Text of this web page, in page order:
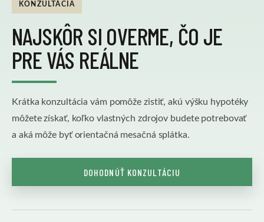
KONZULTÁCIA
NAJSKÔR SI OVERME, ČO JE
PRE VÁS REÁLNE
Krátka konzultácia vám pomôže zistiť, akú výšku hypotéky
môžete získať, koľko vlastných zdrojov budete potrebovať
a aká môže byť orientačná mesačná splátka.
DOHODNÚŤ KONZULTÁCIU